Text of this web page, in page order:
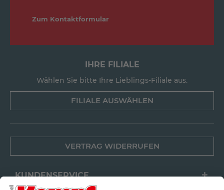
Zum Kontaktformular
IHRE FILIALE
Wählen Sie bitte Ihre Lieblings-Filiale aus.
FILIALE AUSWÄHLEN
VERTRAG WIDERRUFEN
KUNDENSERVICE